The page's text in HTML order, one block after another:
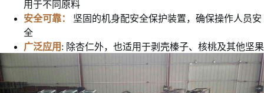
用于不同原料
安全可靠：
坚固的机身配安全保护装置，确保操作人员安
全
广泛应用 : 除杏仁外，也适用于剥壳榛子、核桃及其他坚果